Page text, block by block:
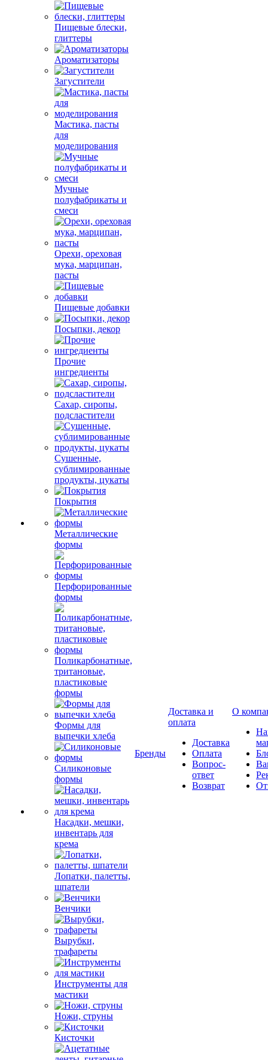
Пищевые блески,
глиттеры
Ароматизаторы
Загустители
Мастика, пасты
для
моделирования
Мучные
полуфабрикаты и
смеси
Орехи, ореховая
мука, марципан,
пасты
Пищевые добавки
Посыпки, декор
Прочие
ингредиенты
Сахар, сиропы,
подсластители
Сушенные,
сублимированные
продукты, цукаты
Покрытия
Металлические
формы
Перфорированные
формы
Поликарбонатные,
тритановые,
пластиковые
формы
Формы для
выпечки хлеба
Силиконовые
формы
Насадки, мешки,
инвентарь для
крема
Лопатки, палетты,
шпатели
Венчики
Вырубки,
трафареты
Инструменты для
мастики
Ножи, струны
Кисточки
Бренды
Доставка и
оплата
Доставка
Оплата
Вопрос-
ответ
Возврат
О